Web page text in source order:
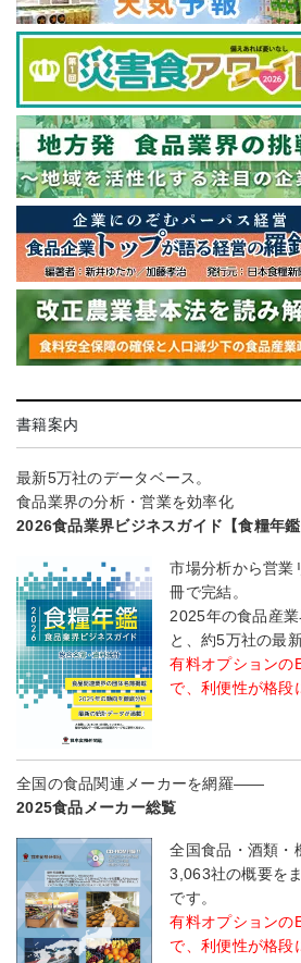
書籍案内
最新5万社のデータベース。
食品業界の分析・営業を効率化
2026食品業界ビジネスガイド【食糧年鑑
市場分析から営業
冊で完結。
2025年の食品産
と、約5万社の最
有料オプションの
で、利便性が格段
全国の食品関連メーカーを網羅――
2025食品メーカー総覧
全国食品・酒類・
3,063社の概要を
です。
有料オプションの
で、利便性が格段